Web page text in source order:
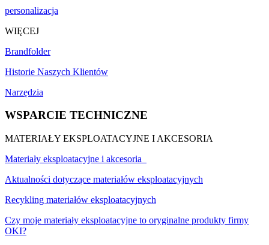
personalizacja
WIĘCEJ
Brandfolder
Historie Naszych Klientów
Narzędzia
WSPARCIE TECHNICZNE
MATERIAŁY EKSPLOATACYJNE I AKCESORIA
Materiały eksploatacyjne i akcesoria
Aktualności dotyczące materiałów eksploatacyjnych
Recykling materiałów eksploatacyjnych
Czy moje materiały eksploatacyjne to oryginalne produkty firmy
OKI?